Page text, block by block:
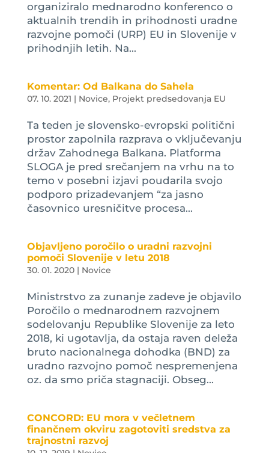
organiziralo mednarodno konferenco o
aktualnih trendih in prihodnosti uradne
razvojne pomoči (URP) EU in Slovenije v
prihodnjih letih. Na...
Komentar: Od Balkana do Sahela
07. 10. 2021 | Novice, Projekt predsedovanja EU
Ta teden je slovensko-evropski politični
prostor zapolnila razprava o vključevanju
držav Zahodnega Balkana. Platforma
SLOGA je pred srečanjem na vrhu na to
temo v posebni izjavi poudarila svojo
podporo prizadevanjem “za jasno
časovnico uresničitve procesa...
Objavljeno poročilo o uradni razvojni
pomoči Slovenije v letu 2018
30. 01. 2020| Novice
Ministrstvo za zunanje zadeve je objavilo
Poročilo o mednarodnem razvojnem
sodelovanju Republike Slovenije za leto
2018, ki ugotavlja, da ostaja raven deleža
bruto nacionalnega dohodka (BND) za
uradno razvojno pomoč nespremenjena
oz. da smo priča stagnaciji. Obseg...
CONCORD: EU mora v večletnem
finančnem okviru zagotoviti sredstva za
trajnostni razvoj